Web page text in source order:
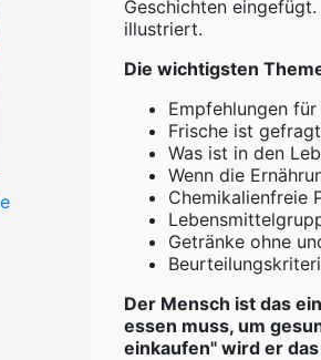
Geschichten eingefügt.
illustriert.
Die wichtigsten
Empfehlungen
Frische ist
Was ist in den
Wenn die
Chemikalienfreie
Getränke ohne
Der Mensch ist das
essen muss, um
einkaufen" wird er